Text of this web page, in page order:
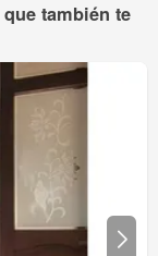
también te